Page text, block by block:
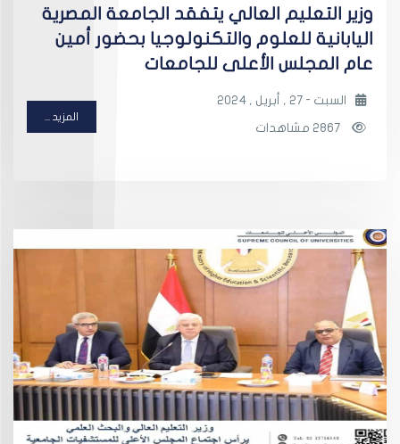
وزير التعليم العالي يتفقد الجامعة المصرية
اليابانية للعلوم والتكنولوجيا بحضور أمين
عام المجلس الأعلى للجامعات
السبت - 27 , أبريل , 2024
المزيد ...